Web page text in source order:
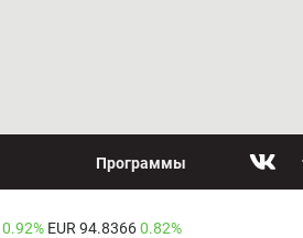
Программы
0.92% EUR 94.83660.82%